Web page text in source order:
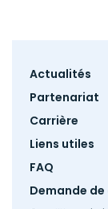
Footer
Actualités
Partenariat
Carrière
Liens utiles
FAQ
Demande de